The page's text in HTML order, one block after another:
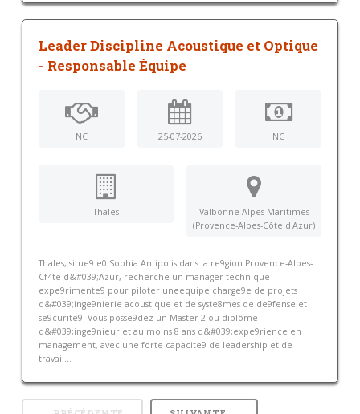
Leader Discipline Acoustique et Optique
- Responsable Équipe
NC 25-07-2026 NC
Thales
Valbonne Alpes-Maritimes
(Provence-Alpes-Côte d'Azur)
Thales, situe9 e0 Sophia Antipolis dans la re9gion Provence-Alpes-
Cf4te d&#039;Azur, recherche un manager technique
expe9rimente9 pour piloter uneequipe charge9e de projets
d&#039;inge9nierie acoustique et de syste8mes de de9fense et
se9curite9. Vous posse9dez un Master 2 ou diplôme
d&#039;inge9nieur et au moins 8 ans d&#039;expe9rience en
management, avec une forte capacite9 de leadership et de
travail...